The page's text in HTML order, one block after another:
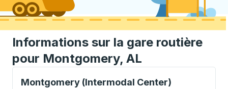
Informations sur la gare routière
pour Montgomery, AL
Montgomery (Intermodal Center)
Bus Station, utilisez les touches fléchées ou la